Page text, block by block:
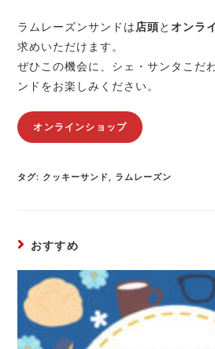
ラムレーズンサンドは店頭とオンラ
求めいただけます。
ぜひこの機会に、シェ・サンタこだ
ンドをお楽しみください。
オンラインショップ
タグ: クッキーサンド, ラムレーズン
おすすめ